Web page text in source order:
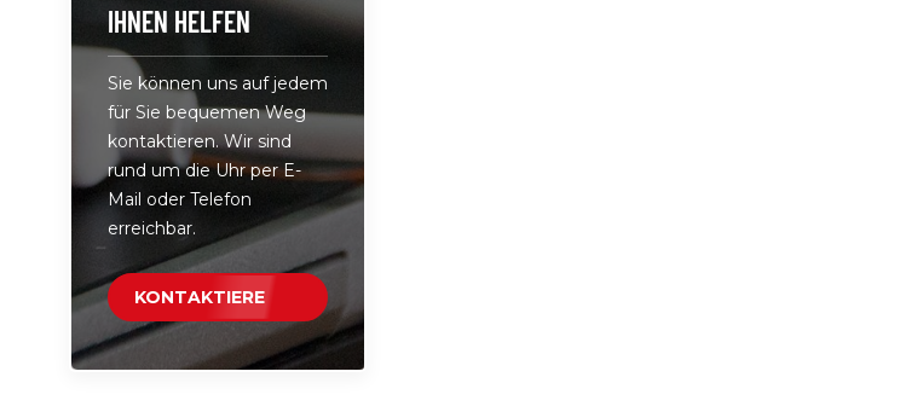
IHNEN HELFEN
Sie können uns auf jedem
für Sie bequemen Weg
kontaktieren. Wir sind
rund um die Uhr per E-
Mail oder Telefon
erreichbar.
KONTAKTIERE
UNS